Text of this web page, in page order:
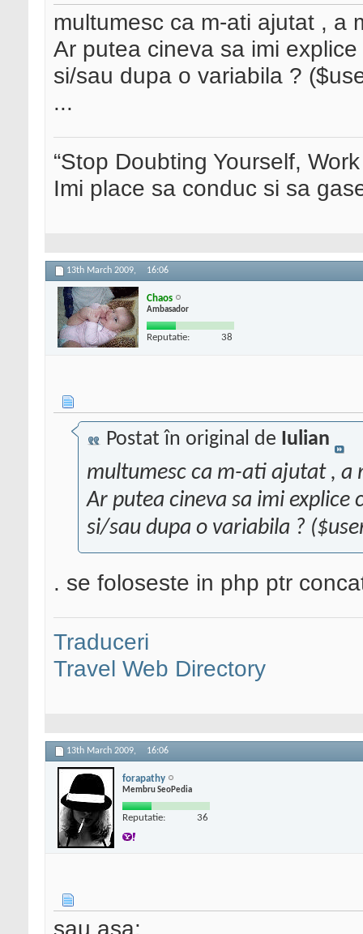
multumesc ca m-ati ajutat , a
Ar putea cineva sa imi
si/sau dupa o variabila ?
...
“Stop Doubting Yourself,
Imi place sa conduc si sa
13th March 2009, 16:06
Chaos
Ambasador
Reputatie: 38
Postat în original de Iulian
multumesc ca m-ati ajutat , a
Ar putea cineva sa imi explice
si/sau dupa o variabila ?
. se foloseste in php ptr
Traduceri
Travel Web Directory
13th March 2009, 16:06
forapathy
Membru SeoPedia
Reputatie: 36
sau asa: